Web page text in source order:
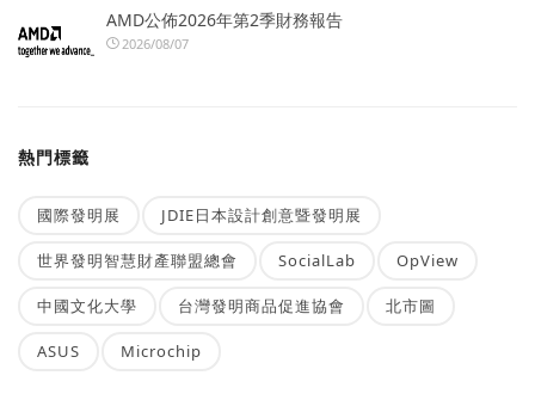
AMD公佈2026年第2季財務報告
2026/08/07
熱門標籤
國際發明展 JDIE日本設計創意暨發明展
世界發明智慧財產聯盟總會 SocialLab OpView
中國文化大學 台灣發明商品促進協會 北市圖
ASUS Microchip